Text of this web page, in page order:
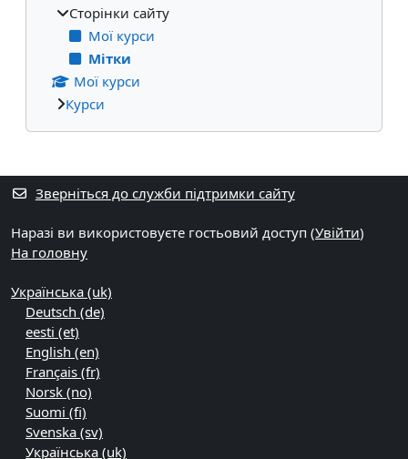
Сторінки сайту
Мої курси
Мітки
Мої курси
Курси
Додаткові блоки
Зверніться до служби підтримки сайту
Наразі ви використовуєте гостьовий доступ (Увійти)
На головну
Українська ‎(uk)‎
Deutsch ‎(de)‎
eesti ‎(et)‎
English ‎(en)‎
Français ‎(fr)‎
Norsk ‎(no)‎
Suomi ‎(fi)‎
Svenska ‎(sv)‎
Українська ‎(uk)‎